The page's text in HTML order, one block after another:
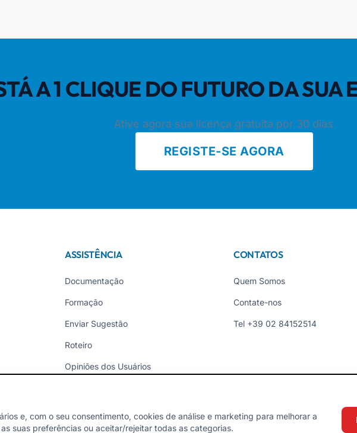
A 1 CLIQUE DO FUTURO DA SUA
Ative agora sua licença gratuita por 30 dias
REGISTE-SE AGORA
ASSISTÊNCIA
Documentação
Formação
Enviar Sugestão
Roteiro
Opiniões dos Usuários
CONTATOS
Quem Somos
Contate-nos
Tel +39 02 84152514
e, com o seu consentimento, cookies de análise e marketing para melhorar a
suas preferências ou aceitar/rejeitar todas as categorias.